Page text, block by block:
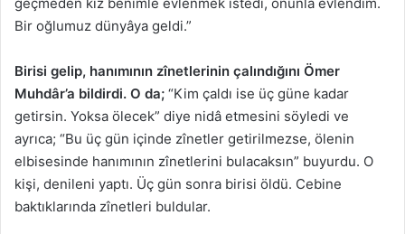
Bir oğlumuz dünyâya geldi.”
Birisi gelip, hanımının zînetlerinin çalındığını Ömer
Muhdâr’a bildirdi. O da; “Kim çaldı ise üç güne kadar
getirsin. Yoksa ölecek” diye nidâ etmesini söyledi ve
ayrıca; “Bu üç gün içinde zînetler getirilmezse, ölenin
elbisesinde hanımının zînetlerini bulacaksın” buyurdu. O
kişi, denileni yaptı. Üç gün sonra birisi öldü. Cebine
baktıklarında zînetleri buldular.